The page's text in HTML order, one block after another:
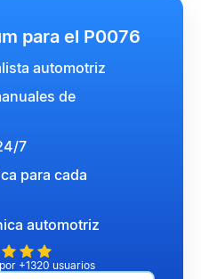
para el P0076
automotriz
de
7
para cada
automotriz
+1320 usuarios